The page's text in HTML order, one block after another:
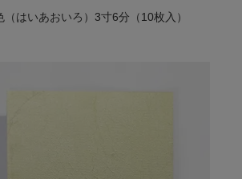
はいあおいろ）3寸6分（10枚入）